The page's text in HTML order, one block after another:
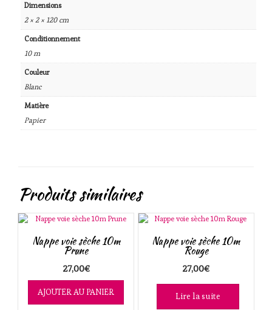
Dimensions
2 × 2 × 120 cm
Conditionnement
10 m
Couleur
Blanc
Matière
Papier
Produits similaires
Nappe voie sèche 10m
Prune
27,00€
AJOUTER AU PANIER
Nappe voie sèche 10m
Rouge
27,00€
Lire la suite